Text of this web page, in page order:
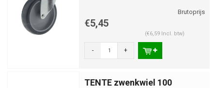
€5,45
(€6,59 Incl. btw)
- +
TENTE zwenkwiel 100